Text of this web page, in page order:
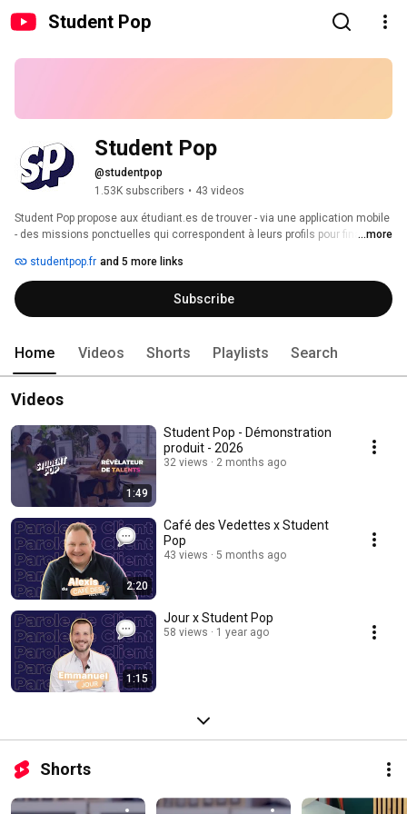
Student Pop
Student Pop
@studentpop
1.53K subscribers • 43 videos
Student Pop propose aux étudiant.es de trouver - via une application mobile
- des missions ponctuelles qui correspondent à leurs profils pour financer
...more
studentpop.fr and 5 more links
Subscribe
Home Videos Shorts Playlists Search
Videos
1:49
Student Pop - Démonstration
produit - 2026
32 views 2 months ago
2:20
Café des Vedettes x Student
Pop
43 views 5 months ago
1:15
Jour x Student Pop
58 views 1 year ago
Shorts